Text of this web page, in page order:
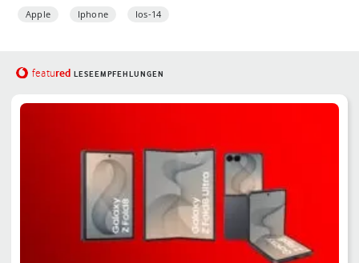
Apple Iphone Ios-14
featured LESEEMPFEHLUNGEN